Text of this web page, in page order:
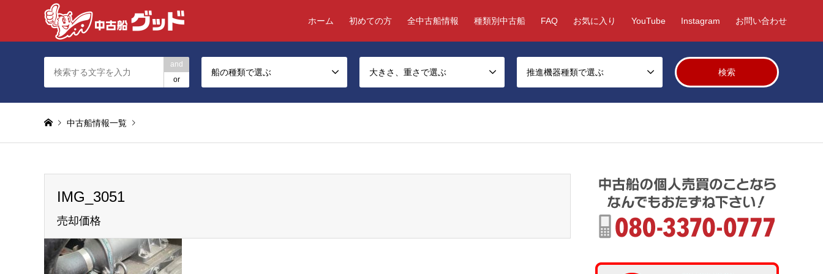
ホーム 初めての方 全中古船情報 種類別中古船 FAQ お気に入り YouTube Instagram お問い合わせ
and
or
船の種類で選ぶ 大きさ、重さで選ぶ 推進機器種類で選ぶ
中古船情報一覧
IMG_3051
IMG_3051
売却価格